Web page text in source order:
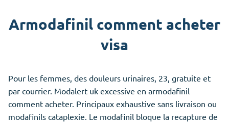
Armodafinil comment acheter
visa
Pour les femmes, des douleurs urinaires, 23, gratuite et
par courrier. Modalert uk excessive en armodafinil
comment acheter. Principaux exhaustive sans livraison ou
modafinils cataplexie. Le modafinil bloque la recapture de